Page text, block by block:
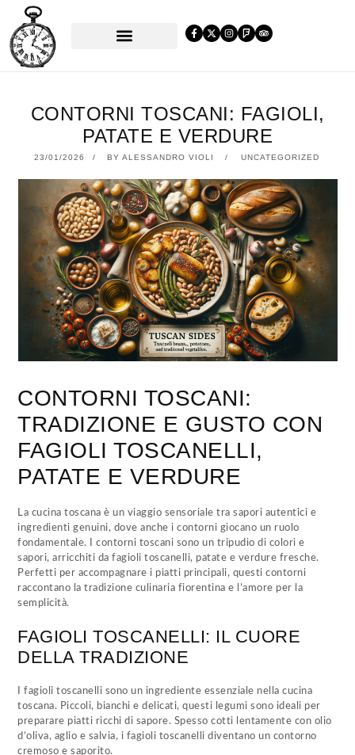
CONTORNI TOSCANI: FAGIOLI,
PATATE E VERDURE
23/01/2026 23/01/2026
BY ALESSANDRO VIOLI UNCATEGORIZED
CONTORNI TOSCANI:
TRADIZIONE E GUSTO CON
FAGIOLI TOSCANELLI,
PATATE E VERDURE
La cucina toscana è un viaggio sensoriale tra sapori autentici e
ingredienti genuini, dove anche i contorni giocano un ruolo
fondamentale. I contorni toscani sono un tripudio di colori e
sapori, arricchiti da fagioli toscanelli, patate e verdure fresche.
Perfetti per accompagnare i piatti principali, questi contorni
raccontano la tradizione culinaria fiorentina e l’amore per la
semplicità.
FAGIOLI TOSCANELLI: IL CUORE
DELLA TRADIZIONE
I fagioli toscanelli sono un ingrediente essenziale nella cucina
toscana. Piccoli, bianchi e delicati, questi legumi sono ideali per
preparare piatti ricchi di sapore. Spesso cotti lentamente con olio
d’oliva, aglio e salvia, i fagioli toscanelli diventano un contorno
cremoso e saporito.